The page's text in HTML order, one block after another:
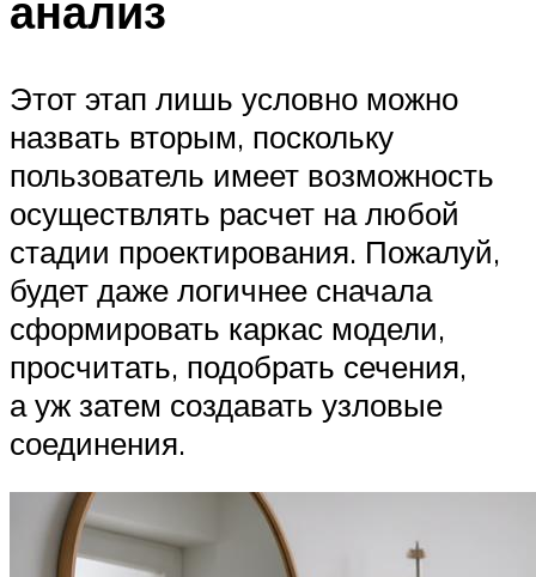
Этот этап лишь условно можно
назвать вторым, поскольку
пользователь имеет возможность
осуществлять расчет на любой
стадии проектирования. Пожалуй,
будет даже логичнее сначала
сформировать каркас модели,
просчитать, подобрать сечения,
а уж затем создавать узловые
соединения.